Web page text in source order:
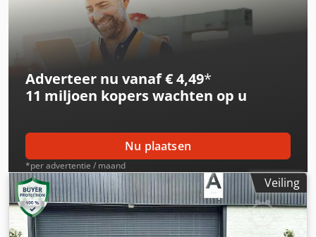
max. 360 kg Aantal personen: max. 2 Toelaatbaar
laadgewicht: max. 200 kg Dcedpfxozrgxzs Ac Uok
Handkracht: max. 400 N Windsnelheid: max. 12,5 m/s
Gebruiksuren: 387 uur UITRUSTING Lader Externe
referentie: SL15850SP
Adverteer nu vanaf € 4,49*
11 miljoen koperswachten op u
Nu plaatsen
*per advertentie / maand
Veiling